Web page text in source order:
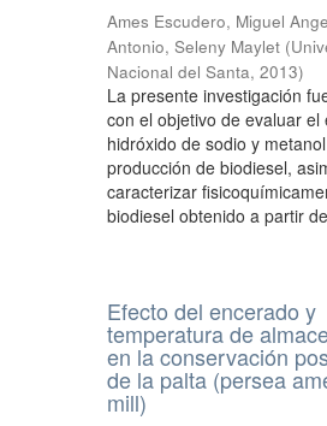
Ames Escudero, Miguel
Antonio, Seleny Maylet (
Nacional del Santa, 2013)
La presente investigación
con el objetivo de evaluar el
hidróxido de sodio y
producción de biodiesel,
caracterizar
biodiesel obtenido a partir
Efecto del encerado y
temperatura de
en la conservación
de la palta (persea
mill)